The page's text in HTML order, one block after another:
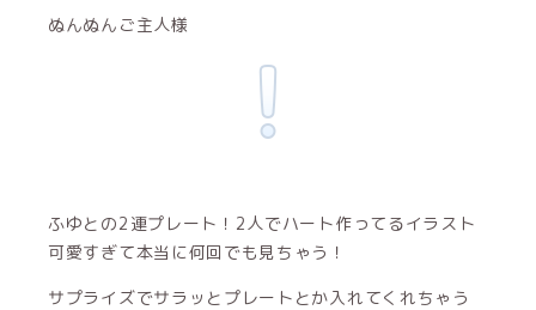
ぬんぬんご主人様
ふゆとの2連プレート！2人でハート作ってるイラスト
可愛すぎて本当に何回でも見ちゃう！
サプライズでサラッとプレートとか入れてくれちゃう